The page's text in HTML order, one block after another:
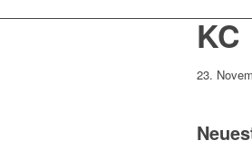
KC
23.